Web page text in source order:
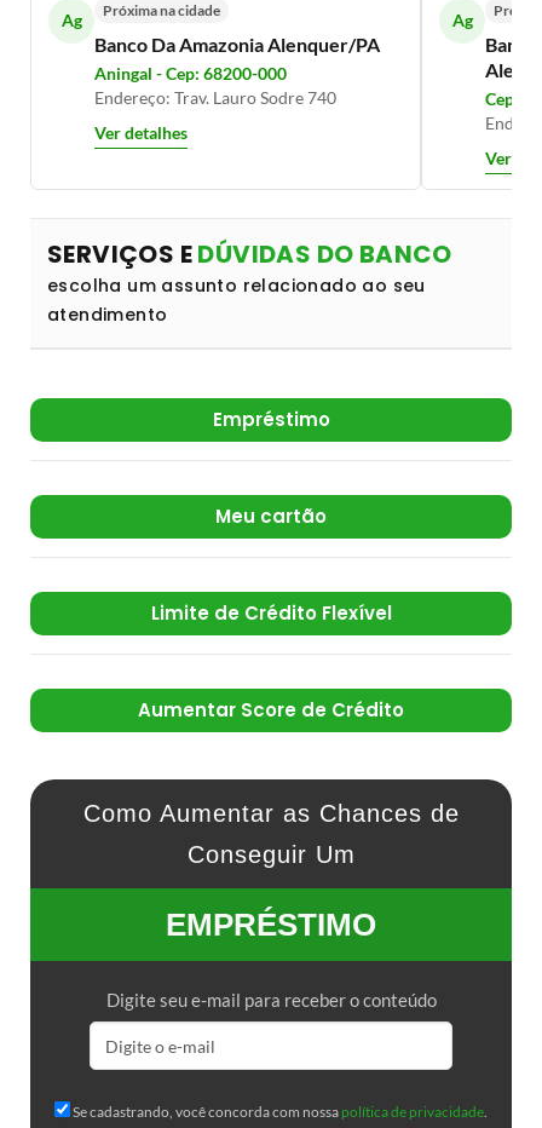
Ag Próxima na cidade
Banco Da Amazonia Alenquer/PA
Aningal - Cep: 68200-000
Endereço: Trav. Lauro Sodre 740
Ver detalhes
Ag
Cep:
Ver
SERVIÇOS EDÚVIDAS DO BANCO
escolha um assunto relacionado ao seu
atendimento
Empréstimo
Meu cartão
Limite de Crédito Flexível
Aumentar Score de Crédito
Como Aumentar as Chances de
Conseguir Um
EMPRÉSTIMO
Digite seu e-mail para receber o conteúdo
Se cadastrando, você concorda com nossa política de privacidade.